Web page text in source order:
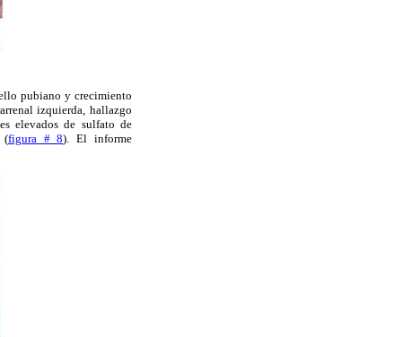
pubiano y crecimiento
izquierda, hallazgo
elevados de sulfato de
(figura # 8). El informe